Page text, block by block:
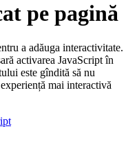
pe pagină
a adăuga interactivitate.
activarea JavaScript în
este gîndită să nu
mai interactivă